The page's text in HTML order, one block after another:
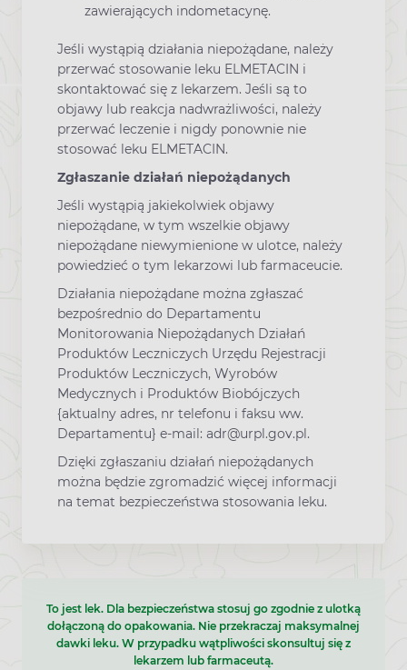
zawierających indometacynę.
Jeśli wystąpią działania niepożądane, należy
przerwać stosowanie leku ELMETACIN i
skontaktować się z lekarzem. Jeśli są to
objawy lub reakcja nadwrażliwości, należy
przerwać leczenie i nigdy ponownie nie
stosować leku ELMETACIN.
Zgłaszanie działań niepożądanych
Jeśli wystąpią jakiekolwiek objawy
niepożądane, w tym wszelkie objawy
niepożądane niewymienione w ulotce, należy
powiedzieć o tym lekarzowi lub farmaceucie.
Działania niepożądane można zgłaszać
bezpośrednio do Departamentu
Monitorowania Niepożądanych Działań
Produktów Leczniczych Urzędu Rejestracji
Produktów Leczniczych, Wyrobów
Medycznych i Produktów Biobójczych
{aktualny adres, nr telefonu i faksu ww.
Departamentu} e-mail: adr@urpl.gov.pl.
Dzięki zgłaszaniu działań niepożądanych
można będzie zgromadzić więcej informacji
na temat bezpieczeństwa stosowania leku.
To jest lek. Dla bezpieczeństwa stosuj go zgodnie z ulotką
dołączoną do opakowania. Nie przekraczaj maksymalnej
dawki leku. W przypadku wątpliwości skonsultuj się z
lekarzem lub farmaceutą.